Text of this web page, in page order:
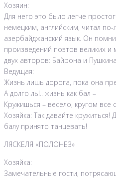
Хозяин:
Для него это было легче
немецким, английским, читал по-
азербайджанский язык. Он
произведений поэтов великих
двух авторов: Байрона и
Ведущая:
Жизнь лишь дорога, пока она
А долго ль!.. жизнь как бал –
Кружишься – весело, кругом все
Хозяйка: Так давайте
балу принято танцевать!
ЛЯСКЕЛЯ «ПОЛОНЕЗ»
Хозяйка:
Замечательные гости,